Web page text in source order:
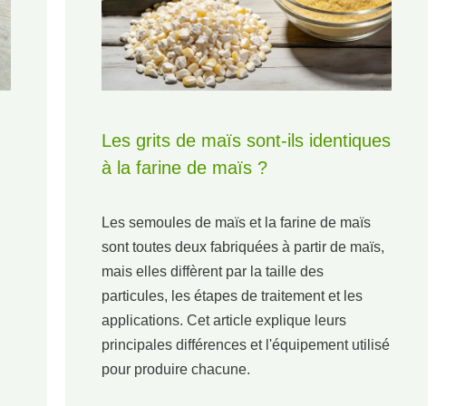
Les grits de maïs sont-ils identiques
à la farine de maïs ?
Les semoules de maïs et la farine de maïs
sont toutes deux fabriquées à partir de maïs,
mais elles diffèrent par la taille des
particules, les étapes de traitement et les
applications. Cet article explique leurs
principales différences et l'équipement utilisé
pour produire chacune.